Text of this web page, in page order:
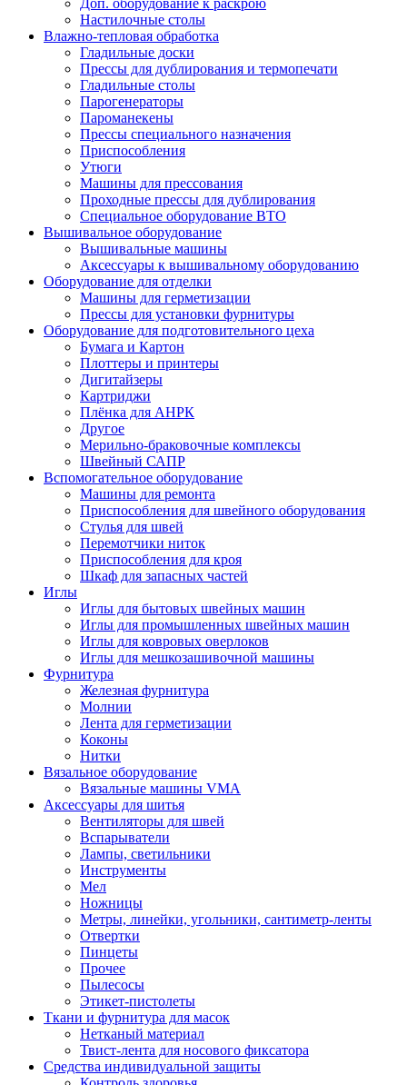
Настилочные столы
Влажно-тепловая обработка
Гладильные доски
Прессы для дублирования и термопечати
Гладильные столы
Парогенераторы
Пароманекены
Прессы специального назначения
Приспособления
Утюги
Машины для прессования
Проходные прессы для дублирования
Специальное оборудование ВТО
Вышивальное оборудование
Вышивальные машины
Аксессуары к вышивальному оборудованию
Оборудование для отделки
Машины для герметизации
Прессы для установки фурнитуры
Оборудование для подготовительного цеха
Бумага и Картон
Плоттеры и принтеры
Дигитайзеры
Картриджи
Плёнка для АНРК
Другое
Мерильно-браковочные комплексы
Швейный САПР
Вспомогательное оборудование
Машины для ремонта
Приспособления для швейного оборудования
Стулья для швей
Перемотчики ниток
Приспособления для кроя
Шкаф для запасных частей
Иглы
Иглы для бытовых швейных машин
Иглы для промышленных швейных машин
Иглы для ковровых оверлоков
Иглы для мешкозашивочной машины
Фурнитура
Железная фурнитура
Молнии
Лента для герметизации
Коконы
Нитки
Вязальное оборудование
Вязальные машины VMA
Аксессуары для шитья
Вентиляторы для швей
Вспарыватели
Лампы, светильники
Инструменты
Мел
Ножницы
Метры, линейки, угольники, сантиметр-ленты
Отвертки
Пинцеты
Прочее
Пылесосы
Этикет-пистолеты
Ткани и фурнитура для масок
Нетканый материал
Твист-лента для носового фиксатора
Средства индивидуальной защиты